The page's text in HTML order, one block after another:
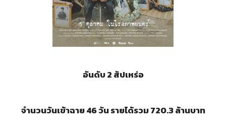
อันดับ 2สัปเหร่อ
จำนวนวันเข้าฉาย 46 วัน รายได้รวม 720.3 ล้านบาท